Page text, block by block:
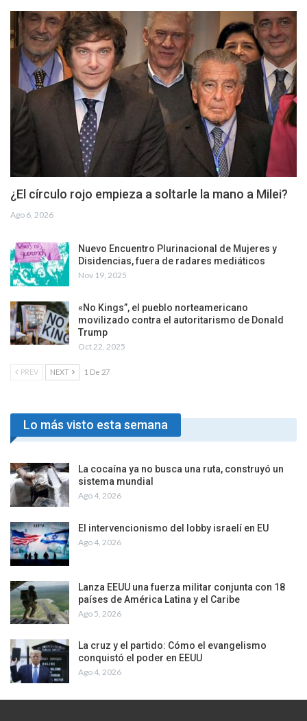
¿El círculo rojo empieza a soltarle la mano a Milei?
Ago 6, 2026
Nuevo Encuentro Plurinacional de Mujeres y
Disidencias, fuera de radares mediáticos
Nov 19, 2025
«No Kings”, el pueblo norteamericano
movilizado contra el autoritarismo de Donald
Trump
Oct 22, 2025
PREV NEXT 1 De 27
Lo más visto esta semana
La cocaína ya no busca una ruta, construyó un
sistema mundial
Ago 4, 2026
El intervencionismo del lobby israelí en EU
Ago 4, 2026
Lanza EEUU una fuerza militar conjunta con 18
países de América Latina y el Caribe
Ago 5, 2026
La cruz y el partido: Cómo el evangelismo
conquistó el poder en EEUU
Ago 4, 2026